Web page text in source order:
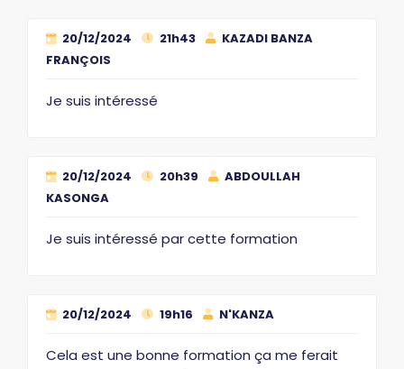
20/12/2024 21h43
KAZADI BANZA
FRANÇOIS
Je suis intéressé
20/12/2024 20h39
ABDOULLAH
KASONGA
Je suis intéressé par cette formation
20/12/2024 19h16 N'KANZA
Cela est une bonne formation ça me ferait